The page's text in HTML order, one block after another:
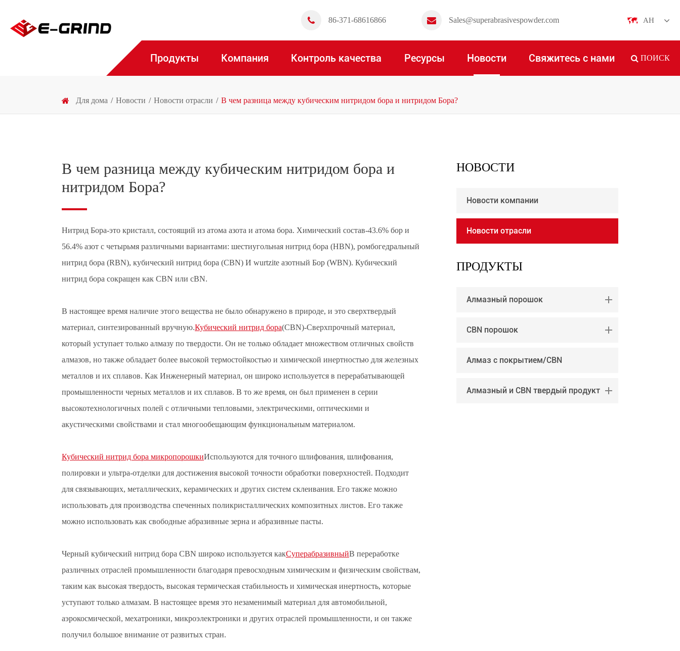
86-371-68616866 Sales@superabrasivespowder.com АН
English
français
Продукты Компания Контроль качества Ресурсы Новости Свяжитесь с нами ПОИСК
Для дома Новости Новости отрасли В чем разница между кубическим нитридом бора и нитридом Бора?
В чем разница между кубическим нитридом бора и
нитридом Бора?
Нитрид Бора-это кристалл, состоящий из атома азота и атома бора. Химический состав-43.6% бор и
56.4% азот с четырьмя различными вариантами: шестиугольная нитрид бора (HBN), ромбогедральный
нитрид бора (RBN), кубический нитрид бора (CBN) И wurtzite азотный Бор (WBN). Кубический
нитрид бора сокращен как CBN или cBN.
В настоящее время наличие этого вещества не было обнаружено в природе, и это сверхтвердый
материал, синтезированный вручную.Кубический нитрид бора(CBN)-Сверхпрочный материал,
который уступает только алмазу по твердости. Он не только обладает множеством отличных свойств
алмазов, но также обладает более высокой термостойкостью и химической инертностью для железных
металлов и их сплавов. Как Инженерный материал, он широко используется в перерабатывающей
промышленности черных металлов и их сплавов. В то же время, он был применен в серии
высокотехнологичных полей с отличными тепловыми, электрическими, оптическими и
акустическими свойствами и стал многообещающим функциональным материалом.
Кубический нитрид бора микропорошкиИспользуются для точного шлифования, шлифования,
полировки и ультра-отделки для достижения высокой точности обработки поверхностей. Подходит
для связывающих, металлических, керамических и других систем склеивания. Его также можно
использовать для производства спеченных поликристаллических композитных листов. Его также
можно использовать как свободные абразивные зерна и абразивные пасты.
Черный кубический нитрид бора CBN широко используется какСуперабразивныйВ переработке
различных отраслей промышленности благодаря превосходным химическим и физическим свойствам,
таким как высокая твердость, высокая термическая стабильность и химическая инертность, которые
уступают только алмазам. В настоящее время это незаменимый материал для автомобильной,
аэрокосмической, мехатроники, микроэлектроники и других отраслей промышленности, и он также
получил большое внимание от развитых стран.
НОВОСТИ
Новости компании
Новости отрасли
ПРОДУКТЫ
Алмазный порошок
CBN порошок
Алмаз с покрытием/CBN
Алмазный и CBN твердый продукт